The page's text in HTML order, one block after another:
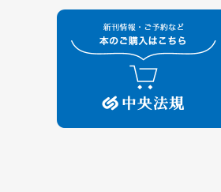
保育士
看護
制度
障害者支援・福祉